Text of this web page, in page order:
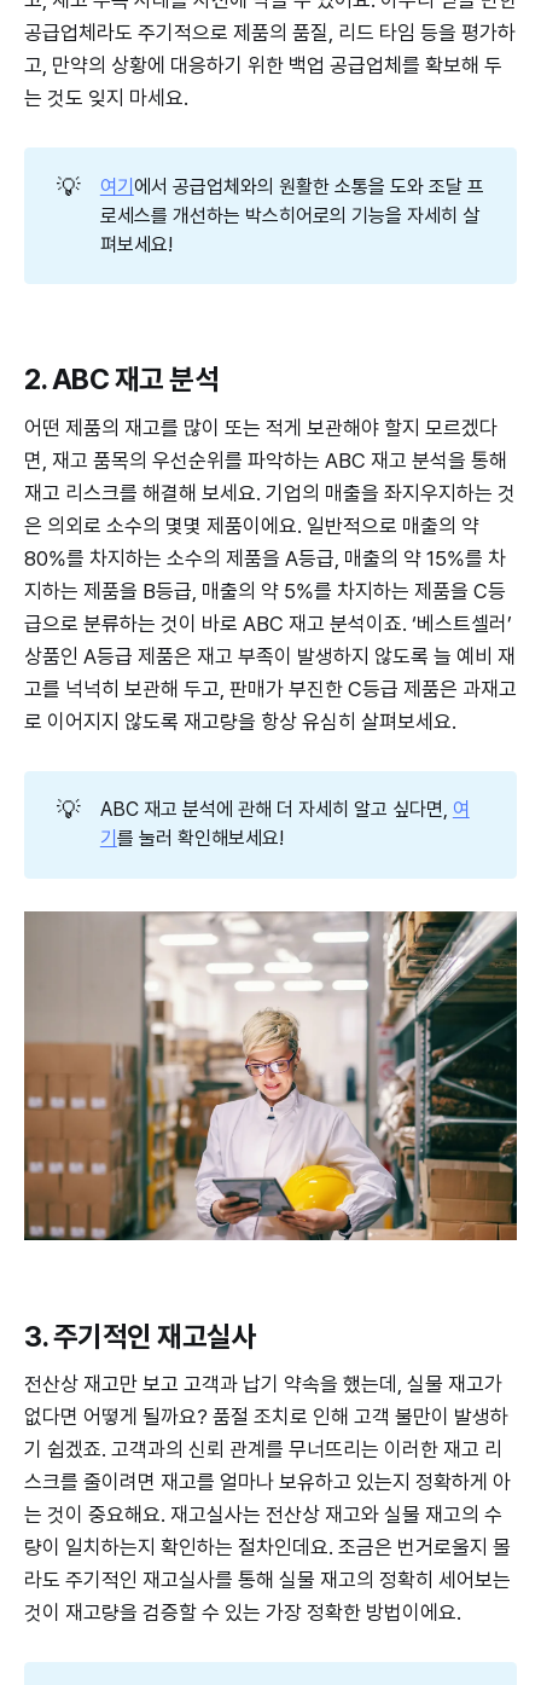
공급업체라도 주기적으로 제품의 품질, 리드 타임 등을 평가하
고, 만약의 상황에 대응하기 위한 백업 공급업체를 확보해 두
는 것도 잊지 마세요.
💡 여기 에서 공급업체와의 원활한 소통을 도와 조달 프
로세스를 개선하는 박스히어로의 기능을 자세히 살
펴보세요!
2. ABC 재고 분석
어떤 제품의 재고를 많이 또는 적게 보관해야 할지 모르겠다
면, 재고 품목의 우선순위를 파악하는 ABC 재고 분석을 통해
재고 리스크를 해결해 보세요. 기업의 매출을 좌지우지하는 것
은 의외로 소수의 몇몇 제품이에요. 일반적으로 매출의 약
80%를 차지하는 소수의 제품을 A등급, 매출의 약 15%를 차
지하는 제품을 B등급, 매출의 약 5%를 차지하는 제품을 C등
급으로 분류하는 것이 바로 ABC 재고 분석이죠. ‘베스트셀러’
상품인 A등급 제품은 재고 부족이 발생하지 않도록 늘 예비 재
고를 넉넉히 보관해 두고, 판매가 부진한 C등급 제품은 과재고
로 이어지지 않도록 재고량을 항상 유심히 살펴보세요.
💡 ABC 재고 분석에 관해 더 자세히 알고 싶다면, 여
기 를 눌러 확인해보세요!
3. 주기적인 재고실사
전산상 재고만 보고 고객과 납기 약속을 했는데, 실물 재고가
없다면 어떻게 될까요? 품절 조치로 인해 고객 불만이 발생하
기 쉽겠죠. 고객과의 신뢰 관계를 무너뜨리는 이러한 재고 리
스크를 줄이려면 재고를 얼마나 보유하고 있는지 정확하게 아
는 것이 중요해요. 재고실사는 전산상 재고와 실물 재고의 수
량이 일치하는지 확인하는 절차인데요. 조금은 번거로울지 몰
라도 주기적인 재고실사를 통해 실물 재고의 정확히 세어보는
것이 재고량을 검증할 수 있는 가장 정확한 방법이에요.